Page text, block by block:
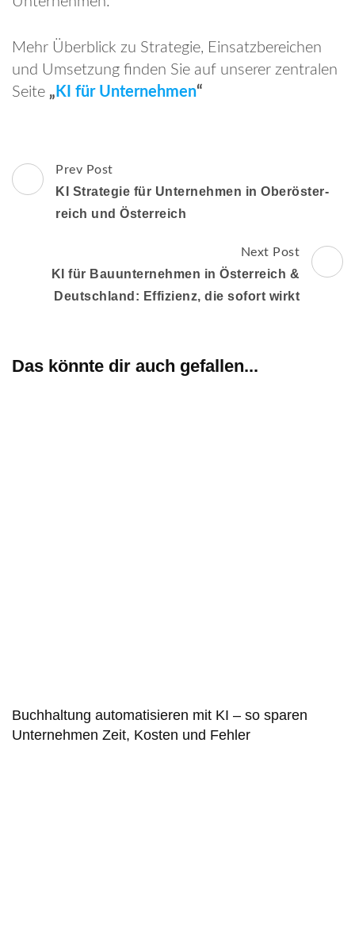
Mehr Überblick zu Strategie, Einsatzbereichen
und Umsetzung finden Sie auf unserer zentralen
Seite „ KI für Unternehmen“
Post
Navigation
Prev Post
KI Stra­tegie für Unter­nehmen in Ober­öster­
reich und Öster­reich
Next Post
KI für Bauunternehmen in Österreich &
Deutschland: Effizienz, die sofort wirkt
Das könnte dir auch gefallen...
Buch­haltung auto­matisieren mit KI – so sparen
Unternehmen Zeit, Kosten und Fehler